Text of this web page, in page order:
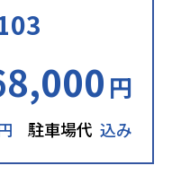
円
駐車場代 込み